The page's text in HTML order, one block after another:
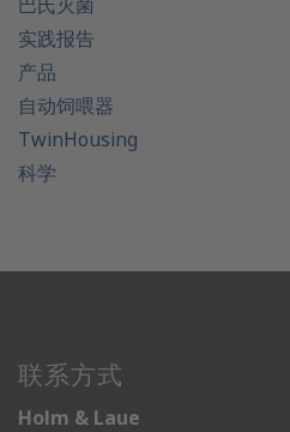
实践报告
产品
自动饲喂器
TwinHousing
科学
联系方式
Holm & Laue